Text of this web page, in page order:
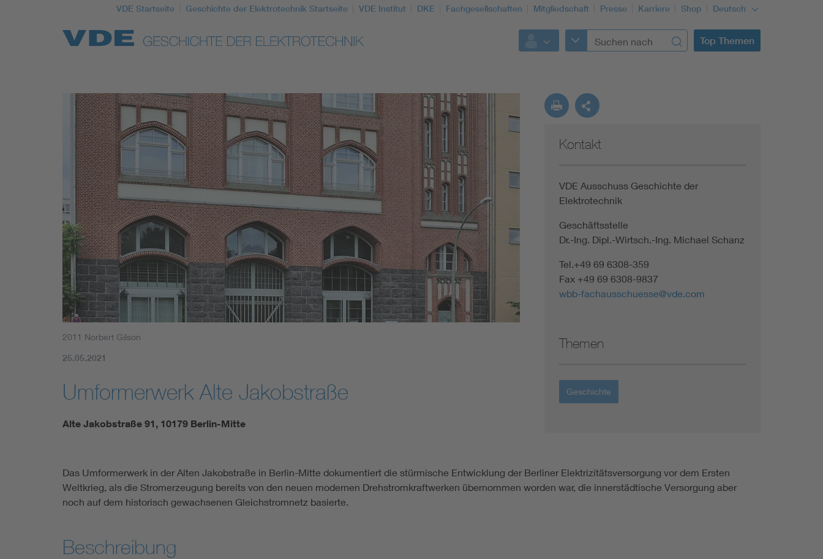
VDE Startseite Geschichte der Elektrotechnik Startseite VDE Institut DKE Fachgesellschaften Mitgliedschaft Presse Karriere Shop Deutsch
Top Themen
Top Themen
Weitere Themen
2011 Norbert Gilson
25.05.2021
Umformerwerk Alte Jakobstraße
Alte Jakobstraße 91, 10179 Berlin-Mitte
Kontakt
VDE Ausschuss Geschichte der
Elektrotechnik
Geschäftsstelle
Dr.-Ing. Dipl.-Wirtsch.-Ing. Michael Schanz
Tel.+49 69 6308-359
Fax +49 69 6308-9837
wbb-fachausschuesse@vde.com
Themen
Geschichte
Das Umformerwerk in der Alten Jakobstraße in Berlin-Mitte dokumentiert die stürmische Entwicklung der Berliner Elektrizitätsversorgung vor dem Ersten
Weltkrieg, als die Stromerzeugung bereits von den neuen modernen Drehstromkraftwerken übernommen worden war, die innerstädtische Versorgung aber
noch auf dem historisch gewachsenen Gleichstromnetz basierte.
Beschreibung